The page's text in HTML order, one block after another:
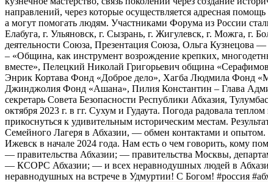
направлений, через которые осуществляется адресная
а могут помогать людям. Участниками Форума из России
Елабуга, г. Ульяновск, г. Сызрань, г. Жигулевск, г. Можга, г.
деятельности Союза, Презентация Союза, Ольга Кузнецова
– «Община, как инструмент возрождение крепких,
вместе», Пелецкий Николай Григорьевич община
Энрик Кортава Фонд «Доброе дело», Хагба Людмила Фонд
Джинджолия Фонд «Ашана», Пилия Константин – Глава
секретарь Совета Безопасности Республики Абхазия,
октября 2023 г. в гг. Сухум и Гудаута. Погода радовала
прикоснуться к удивительным историческим местам.
Семейного Лагеря в Абхазии, — обмен контактами и
Ижевск в начале 2024 года. Нам есть о чем говорить, кому
— правительства Абхазии; — правительства Москвы,
— КСОРС Абхазии; — и всех неравнодушных людей в Абхазии
неравнодушных на встрече в Удмуртии! С Богом! #россия